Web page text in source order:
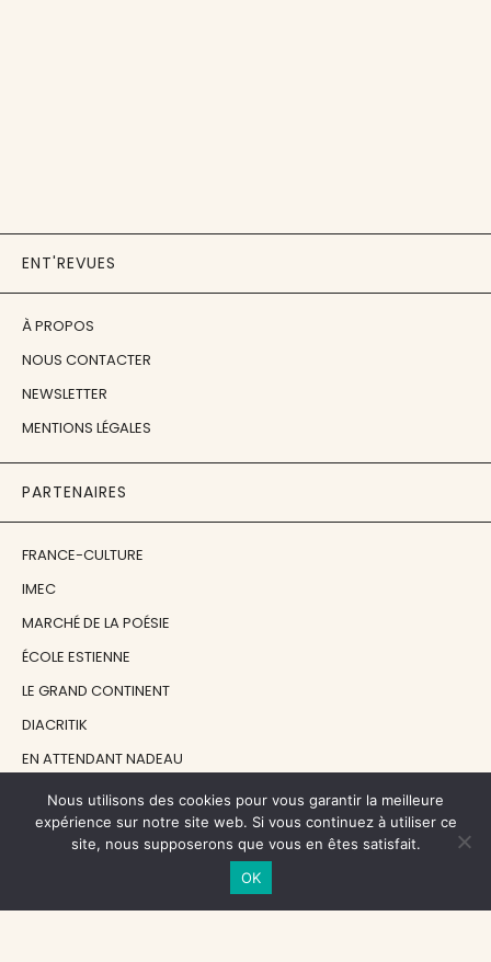
ENT'REVUES
À PROPOS
NOUS CONTACTER
NEWSLETTER
MENTIONS LÉGALES
PARTENAIRES
FRANCE-CULTURE
IMEC
MARCHÉ DE LA POÉSIE
ÉCOLE ESTIENNE
LE GRAND CONTINENT
DIACRITIK
EN ATTENDANT NADEAU
NOS SOUTIENS
Nous utilisons des cookies pour vous garantir la meilleure
expérience sur notre site web. Si vous continuez à utiliser ce
site, nous supposerons que vous en êtes satisfait.
OK